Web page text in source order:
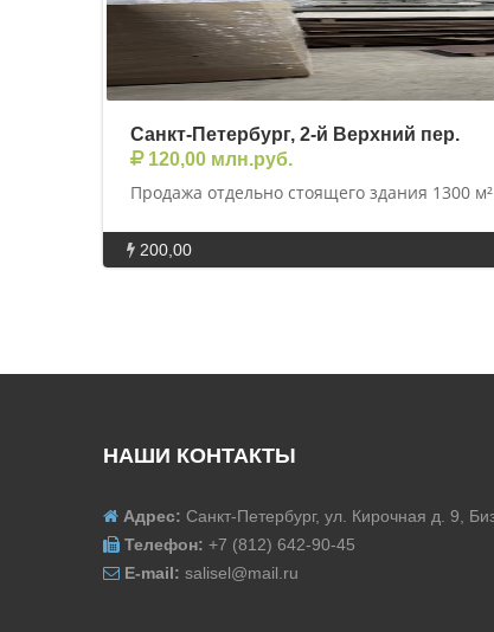
Санкт-Петербург, 2-й Верхний пер.
120,00 млн.руб.
Продажа отдельно стоящего здания 1300
200,00
НАШИ КОНТАКТЫ
Адрес: Санкт-Петербург, ул. Кирочная д. 9,
Телефон: +7 (812) 642-90-45
E-mail: salisel@mail.ru